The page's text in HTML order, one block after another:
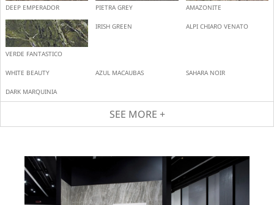
DEEP EMPERADOR PIETRA GREY AMAZONITE
VERDE FANTASTICO
IRISH GREEN ALPI CHIARO VENATO
WHITE BEAUTY AZUL MACAUBAS SAHARA NOIR
DARK MARQUINIA
SEE MORE +